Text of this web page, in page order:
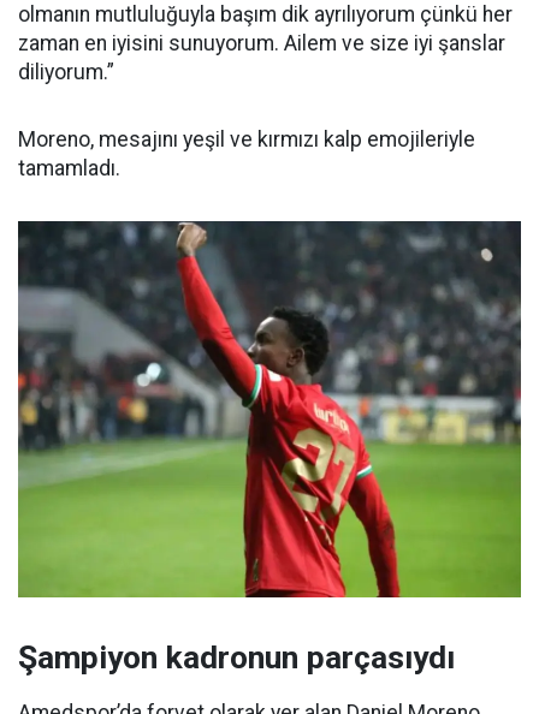
olmanın mutluluğuyla başım dik ayrılıyorum çünkü her
zaman en iyisini sunuyorum. Ailem ve size iyi şanslar
diliyorum.”
Moreno, mesajını yeşil ve kırmızı kalp emojileriyle
tamamladı.
Şampiyon kadronun parçasıydı